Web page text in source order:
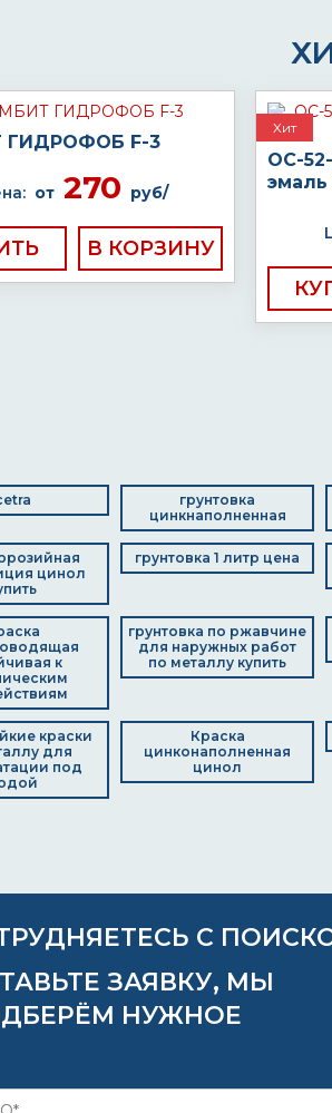
ГИДРОФОБ F-3
от270 руб/
Хит
ОС-
эмаль
грунтовка
цинкнаполненная
цинол
грунтовка 1 литр цена
к
грунтовка по ржавчине
для наружных работ
по металлу купить
краски
для
под
Краска
цинконаполненная
цинол
С
ЗАЯВКУ, МЫ
НУЖНОЕ